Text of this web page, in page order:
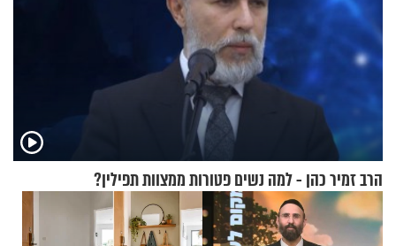
הרב זמיר כהן - למה נשים פטורות ממצוות תפילין?